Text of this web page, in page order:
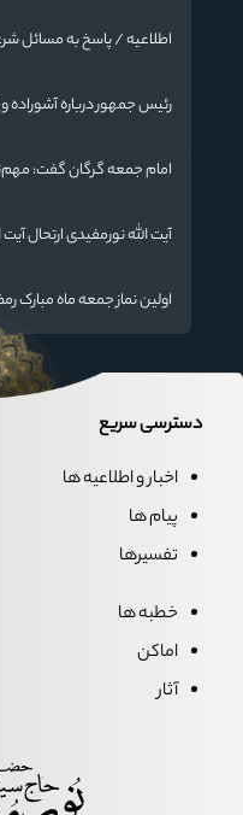
اطلاعیه / پاسخ به مسائل
رئیس جمهور درباره
امام جمعه گرگان گفت:
مفید برای آینده ایران اسلامی
آیت الله نورمفیدی ارتحال
اولین نماز جمعه ماه مبارک
معظم رهبری دراستان
دسترسی سریع
اخبار و اطلاعیه ها
پیام ها
تفسیرها
خطبه ها
اماکن
آثار